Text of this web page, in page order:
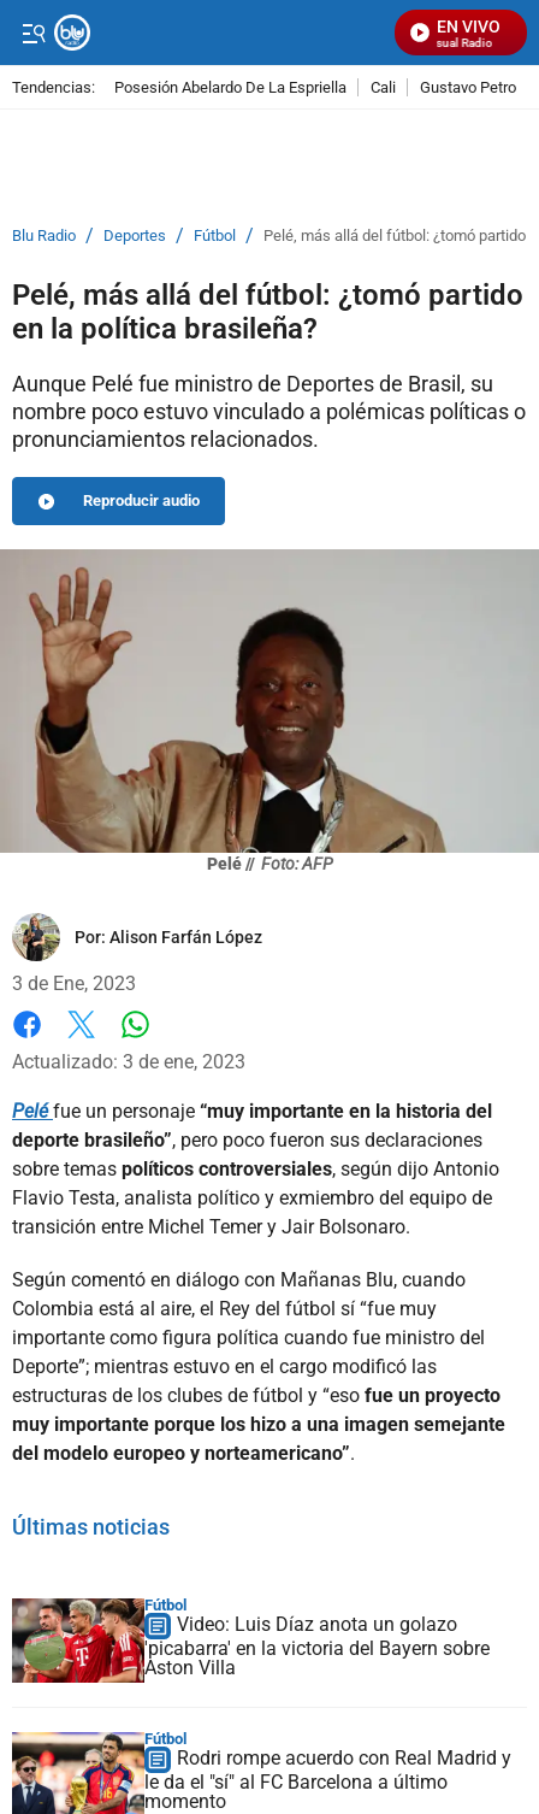
EN VIVO
Señal Visual Radio
Tendencias: Posesión Abelardo De La Espriella Cali Gustavo Petro
Blu Radio / Deportes / Fútbol / Pelé, más allá del fútbol: ¿tomó partido
Pelé, más allá del fútbol: ¿tomó partido
en la política brasileña?
Aunque Pelé fue ministro de Deportes de Brasil, su
nombre poco estuvo vinculado a polémicas políticas o
pronunciamientos relacionados.
Reproducir audio
Pelé // Foto: AFP
Por: Alison Farfán López
3 de Ene, 2023
Facebook
X
Actualizado: 3 de ene, 2023
Pelé fue un personaje “muy importante en la historia del
deporte brasileño”, pero poco fueron sus declaraciones
sobre temas políticos controversiales, según dijo Antonio
Flavio Testa, analista político y exmiembro del equipo de
transición entre Michel Temer y Jair Bolsonaro.
Según comentó en diálogo con Mañanas Blu, cuando
Colombia está al aire, el Rey del fútbol sí “fue muy
importante como figura política cuando fue ministro del
Deporte”; mientras estuvo en el cargo modificó las
estructuras de los clubes de fútbol y “eso fue un proyecto
muy importante porque los hizo a una imagen semejante
del modelo europeo y norteamericano”.
Últimas noticias
Fútbol
Video: Luis Díaz anota un golazo
'picabarra' en la victoria del Bayern sobre
Aston Villa
Fútbol
Rodri rompe acuerdo con Real Madrid y
le da el "sí" al FC Barcelona a último
momento